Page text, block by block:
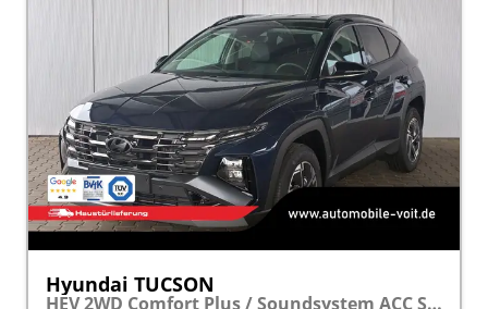
Hyundai TUCSON
HEV 2WD Comfort Plus / Soundsystem ACC Sitz + Lenkradheiz. Alu 17" E-Heckklappe Keyless LED